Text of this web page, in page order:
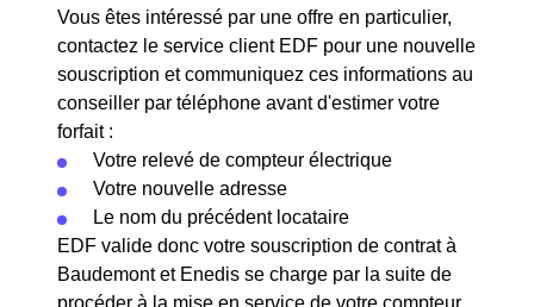
Vous êtes intéressé par une offre en particulier,
contactez le service client EDF pour une nouvelle
souscription et communiquez ces informations au
conseiller par téléphone avant d'estimer votre
forfait :
Votre relevé de compteur électrique
Votre nouvelle adresse
Le nom du précédent locataire
EDF valide donc votre souscription de contrat à
Baudemont et Enedis se charge par la suite de
procéder à la mise en service de votre compteur.